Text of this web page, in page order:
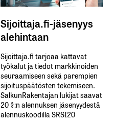
Sijoittaja.fi-jäsenyys
alehintaan
Sijoittaja.fi tarjoaa kattavat
työkalut ja tiedot markkinoiden
seuraamiseen sekä parempien
sijoituspäätösten tekemiseen.
SalkunRakentajan lukijat saavat
20 %:n alennuksen jäsenyydestä
alennuskoodilla SRSI20